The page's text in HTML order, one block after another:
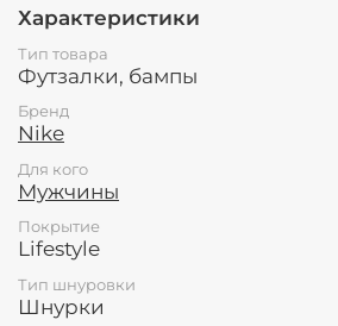
Характеристики
Тип товара
Футзалки, бампы
Бренд
Nike
Для кого
Мужчины
Покрытие
Lifestyle
Тип шнуровки
Шнурки